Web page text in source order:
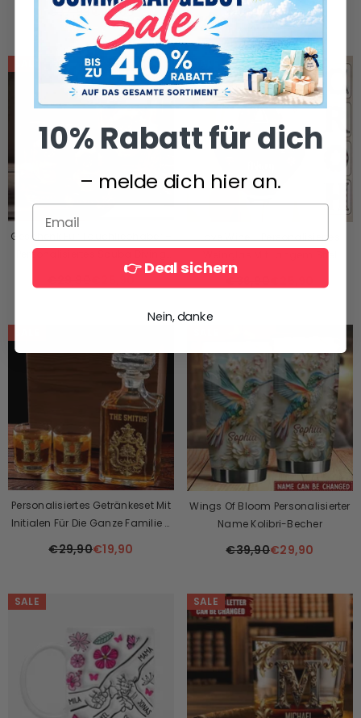
Geburtstagsgeschenke Für Die
Beste Freundin Für Frauen,
Besties, Schwestern, BFF – Nur
Hexenstimmung An Diesem
Halloween
€37,99 €25,90
Familienweinglas Mit Langem
Stiel
€39,90€25,90
Geschenk Für Tauchliebhaber –
Personalisiertes Scuba Diving
€29,90€25,90
SALE
Love Wine - Personalisiertes
Weinglas Mit Langem Stiel
€36,90€25,90
SALE
Personalisiertes Getränkeset Mit
Initialen Für Die Ganze Familie –
Personalisiertes Whisky-
€29,90€19,90
Wings Of Bloom Personalisierter
Name Kolibri-Becher
€39,90€29,90
SALE SALE
10% Rabatt für dich
– melde dich hier an.
👉 Deal sichern
Nein, danke